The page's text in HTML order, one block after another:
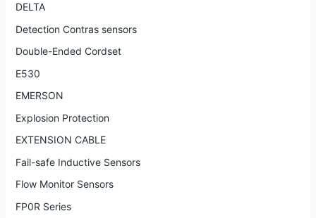
DELTA
Detection Contras sensors
Double-Ended Cordset
E530
EMERSON
Explosion Protection
EXTENSION CABLE
Fail-safe Inductive Sensors
Flow Monitor Sensors
FP0R Series